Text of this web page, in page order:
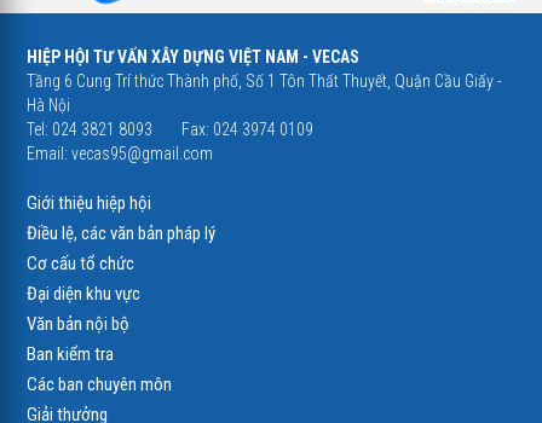
HIỆP HỘI TƯ VẤN XÂY DỰNG VIỆT NAM - VECAS
Tầng 6 Cung Trí thức Thành phố, Số 1 Tôn Thất Thuyết, Quận Cầu Giấy -
Hà Nội
Tel: 024 3821 8093
Fax: 024 3974 0109
Email:vecas95@gmail.com
Giới thiệu hiệp hội
Điều lệ, các văn bản pháp lý
Cơ cấu tổ chức
Đại diện khu vực
Văn bản nội bộ
Ban kiểm tra
Các ban chuyên môn
Giải thưởng